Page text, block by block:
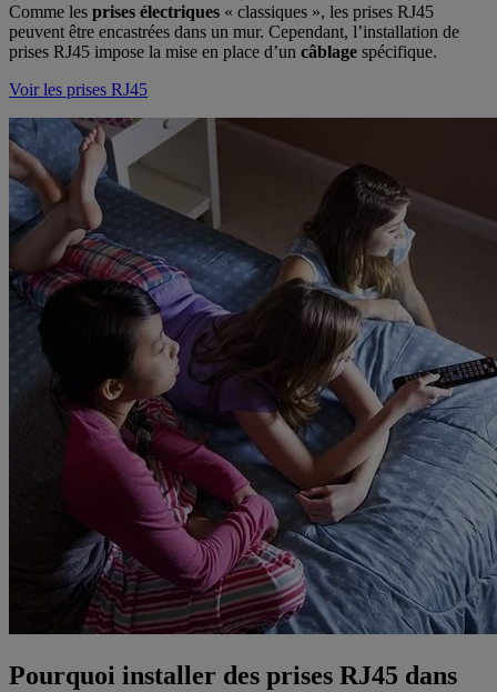
Comme les prises électriques « classiques », les prises RJ45
peuvent être encastrées dans un mur. Cependant, l’installation de
prises RJ45 impose la mise en place d’un câblage spécifique.
Voir les prises RJ45
Pourquoi installer des prises RJ45 dans